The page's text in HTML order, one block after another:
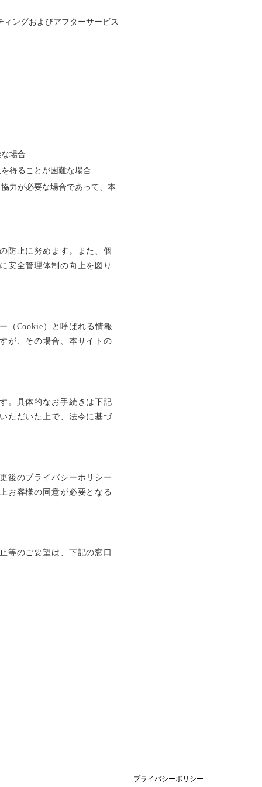
ングおよびアフターサービス
場合
得ることが困難な場合
力が必要な場合であって、本
防止に努めます。また、個
安全管理体制の向上を図り
（Cookie）と呼ばれる情報
が、その場合、本サイトの
。具体的なお手続きは下記
ただいた上で、法令に基づ
後のプライバシーポリシー
お客様の同意が必要となる
等のご要望は、下記の窓口
プライバシーポリシー